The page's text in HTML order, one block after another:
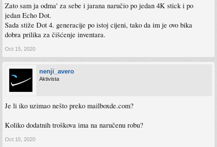
Zato sam ja odma' za sebe i jarana naručio po jedan 4K stick i po
jedan Echo Dot.
Sada stiže Dot 4. generacije po istoj cijeni, tako da im je ovo bika
dobra prilika za čišćenje inventara.
Oct 15, 2020
nenji_avero
Aktivista
Je li iko uzimao nešto preko mailboxde.com?
Koliko dodatnih troškova ima na naručenu robu?
Oct 15, 2020